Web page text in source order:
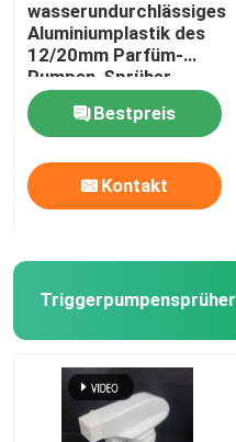
Kreditkarte-Sprüher
Pen Perfume Spray
Plastikkappe
Deodorant-Stick
Glasflasche
wasserundurchlässiges
Aluminiumplastik des
12/20mm Parfüm-
Pumpen-Sprüher-
K406-1
Bestpreis
Kontakt
Triggerpumpensprüher